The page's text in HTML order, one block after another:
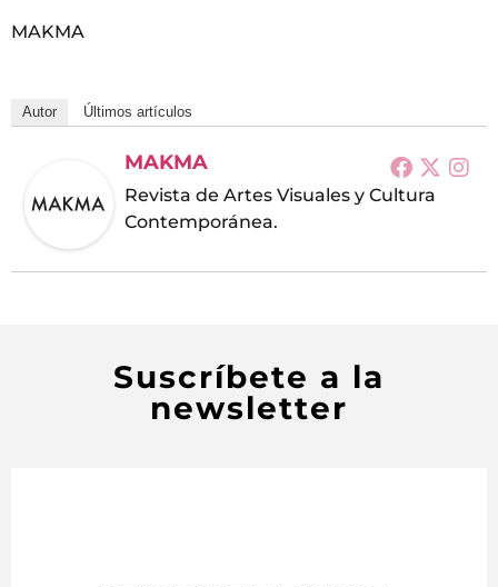
MAKMA
Autor Últimos artículos
MAKMA
Revista de Artes Visuales y Cultura
Contemporánea.
Suscríbete a la
newsletter